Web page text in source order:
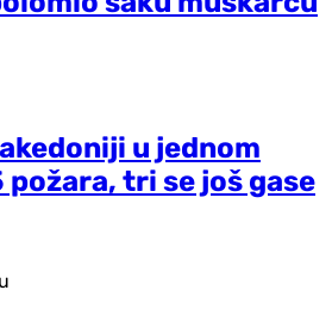
u jednom
požara, tri se još gase